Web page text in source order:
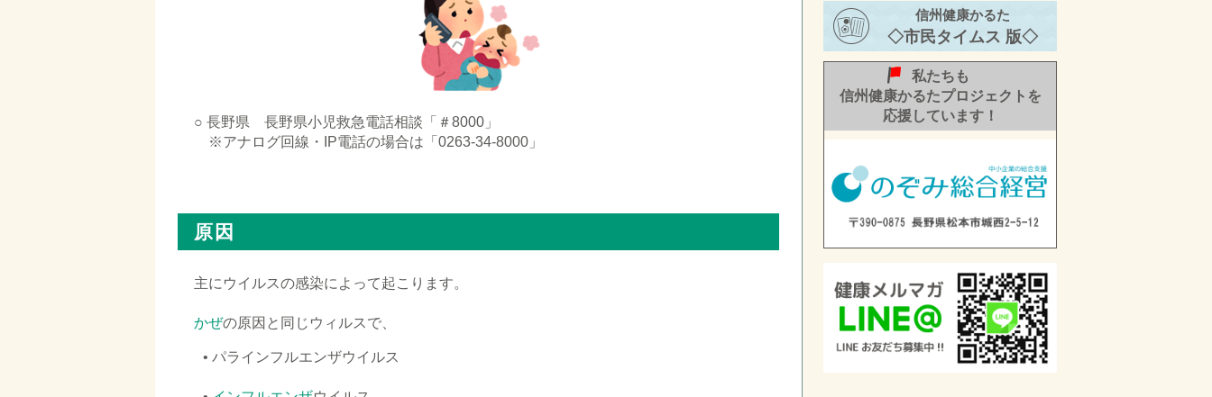
○ 長野県 長野県小児救急電話相談「＃8000」
※アナログ回線・IP電話の場合は「0263-34-8000」
原因
主にウイルスの感染によって起こります。
かぜの原因と同じウィルスで、
• パラインフルエンザウイルス
年 秋号②ーをお届け
します。
信州健康かるた
◇市民タイムス 版◇
私たちも
信州健康かるたプロジェクトを
応援しています！